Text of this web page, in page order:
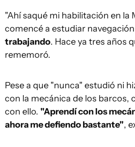
"Ahí saqué mi habilitación en la
comencé a estudiar
trabajando. Hace ya tres años
rememoró.
Pese a que "nunca" estudió ni
con la mecánica de los barcos,
con ello. "Aprendí con los
ahora me defiendo bastante",